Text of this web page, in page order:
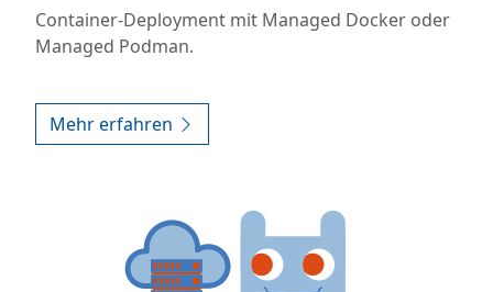
Container-Deployment mit Managed Docker oder
Managed Podman.
Mehr erfahren